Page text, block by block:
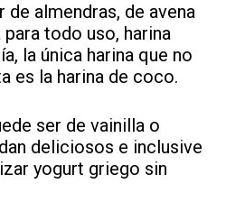
de almendras, de avena
todo uso, harina
la única harina que no
es la harina de coco.
ser de vainilla o
deliciosos e inclusive
yogurt griego sin